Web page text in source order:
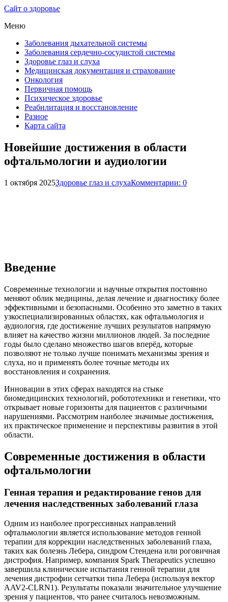
Сайт о здоровье
Меню
Заболевания дыхательной системы
Заболевания сердечно-сосудистой системы
Здоровье глаз и слуха
Медицинская документация и страхование
Онкология
Первичная помощь
Психическое здоровье
Реабилитация и восстановление
Разное
Карта сайта
Новейшие достижения в области
офтальмологии и аудиологии
1 октября 2025Здоровье глаз и слухаКомментарии: 0
Введение
Современные технологии и научные открытия постоянно
меняют облик медицины, делая лечение и диагностику более
эффективными и безопасными. Особенно это заметно в таких
узкоспециализированных областях, как офтальмология и
аудиология, где достижение лучших результатов напрямую
влияет на качество жизни миллионов людей. За последние
годы было сделано множество шагов вперёд, которые
позволяют не только лучше понимать механизмы зрения и
слуха, но и применять более точные методы их
восстановления и сохранения.
Инновации в этих сферах находятся на стыке
биомедицинских технологий, робототехники и генетики, что
открывает новые горизонты для пациентов с различными
нарушениями. Рассмотрим наиболее значимые достижения,
их практическое применение и перспективы развития в этой
области.
Современные достижения в области
офтальмологии
Генная терапия и редактирование генов для
лечения наследственных заболеваний глаза
Одним из наиболее прогрессивных направлений
офтальмологии является использование методов генной
терапии для коррекции наследственных заболеваний глаза,
таких как болезнь Лебера, синдром Стендена или роговичная
дистрофия. Например, компания Spark Therapeutics успешно
завершила клинические испытания генной терапии для
лечения дистрофии сетчатки типа Лебера (используя вектор
АAV2-CLRN1). Результаты показали значительное улучшение
зрения у пациентов, что ранее считалось невозможным.